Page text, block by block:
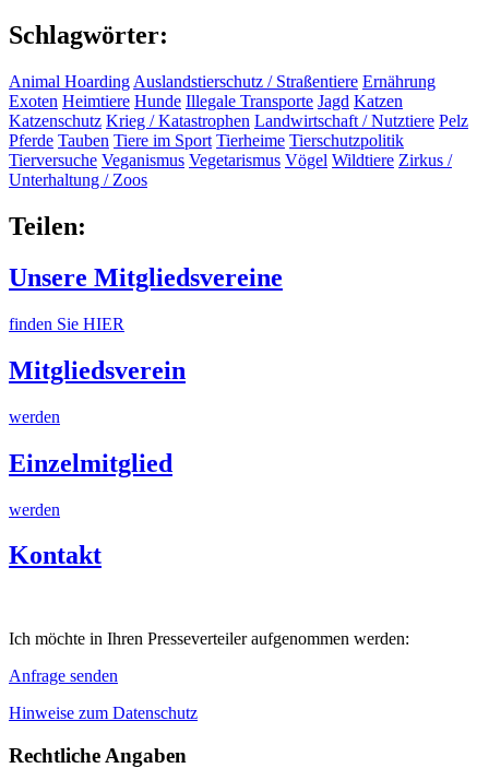
Schlagwörter:
Animal Hoarding Auslandstierschutz / Straßentiere Ernährung
Exoten Heimtiere Hunde Illegale Transporte Jagd Katzen
Katzenschutz Krieg / Katastrophen Landwirtschaft / Nutztiere Pelz
Pferde Tauben Tiere im Sport Tierheime Tierschutzpolitik
Tierversuche Veganismus Vegetarismus Vögel Wildtiere Zirkus /
Unterhaltung / Zoos
Teilen:
Unsere Mitgliedsvereine
finden Sie HIER
Mitgliedsverein
werden
Einzelmitglied
werden
Kontakt
Ich möchte in Ihren Presseverteiler aufgenommen werden:
Anfrage senden
Hinweise zum Datenschutz
Rechtliche Angaben